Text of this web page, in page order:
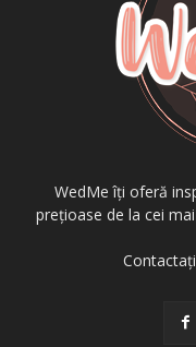
WedMe îți oferă
prețioase de la cei